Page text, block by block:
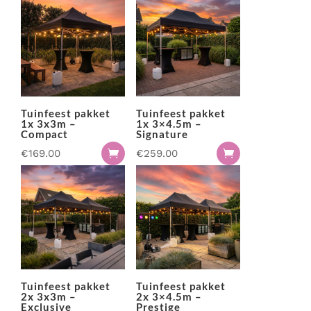
M-Rental heeft totaalpakketten voor evenementen. Van
bruiloften en bedrijfsfeesten tot tuinfeesten.
Bekijk de mogelijkheden
Catering
Complete tafel indekking
DJ booths
Feest pakketten
Garderobe & entree
Geluidsinstallatie & microfoons
Glaswerk
Glaswerk pakketten
Karaoke
Keuken & warmhoudapparatuur
Koeling
Meubilair & inrichting
Mobiele toilet voorzieningen
Party & podiumverlichting
Podium & presentatie
Tuinfeest pakket
1x 3x3m –
Compact
€169.00 
Tuinfeest pakket
1x 3×4.5m –
Signature
€259.00 
Tuinfeest pakket
2x 3x3m –
Exclusive
Tuinfeest pakket
2x 3×4.5m –
Prestige